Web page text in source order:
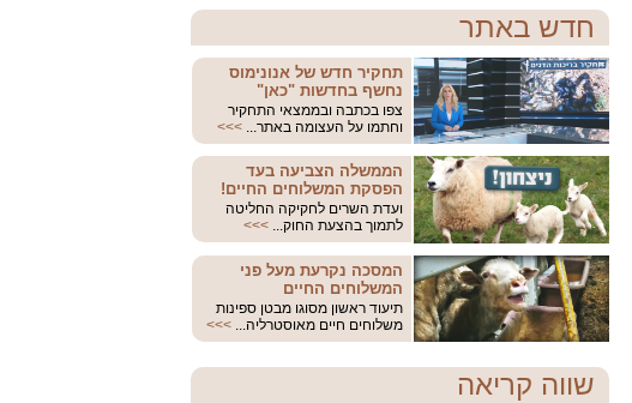
חדש באתר
תחקיר חדש של אנונימוס
נחשף בחדשות "כאן"
צפו בכתבה ובממצאי התחקיר
וחתמו על העצומה באתר... >>>
הממשלה הצביעה בעד
הפסקת המשלוחים החיים!
ועדת השרים לחקיקה החליטה
לתמוך בהצעת החוק... >>>
המסכה נקרעת מעל פני
המשלוחים החיים
תיעוד ראשון מסוגו מבטן ספינות
משלוחים חיים מאוסטרליה... >>>
שווה קריאה